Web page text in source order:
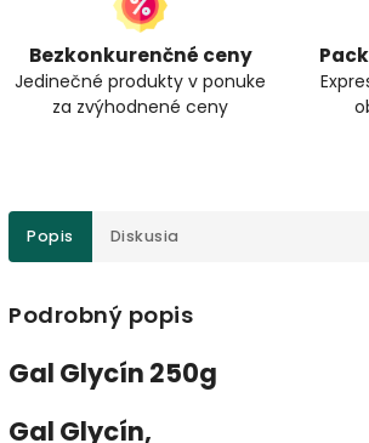
Bezkonkurenčné ceny
Jedinečné produkty v ponuke
za zvýhodnené ceny
Popis Diskusia
Podrobný popis
Gal Glycín 250g
Gal Glycín,